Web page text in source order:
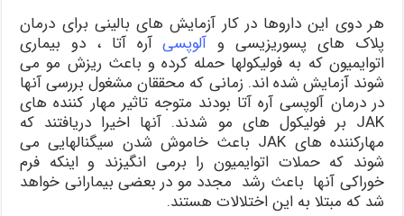
هر دوی این داروها در کار آزمایش های بالینی برای درمان
پلاک های پسوریزیسی و آلوپسیآره آتا ، دو بیماری
اتوایمیون که به فولیکولها حمله کرده و باعث ریزش مو می
شوند آزمایش شده اند. زمانی که محققان مشغول بررسی آنها
در درمان آلوپسی آره آتا بودند متوجه تاثیر مهار کننده های
JAK بر فولیکول های مو شدند. آنها اخیرا دریافتند که
مهارکننده های JAK باعث خاموش شدن سیگنالهایی می
شوند که حملات اتوایمیون را برمی انگیزند و اینکه فرم
خوراکی آنها باعث رشد مجدد مو در بعضی بیمارانی خواهد
شد که مبتلا به این اختلالات هستند.